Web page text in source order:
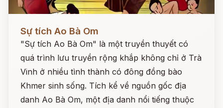
Sự tích Ao Bà Om
"Sự tích Ao Bà Om" là một truyền thuyết có
quá trình lưu truyền rộng khắp không chỉ ở Trà
Vinh ở nhiều tình thành có đông đồng bào
Khmer sinh sống. Tích kể về nguồn gốc địa
danh Ao Bà Om, một địa danh nổi tiếng thuộc